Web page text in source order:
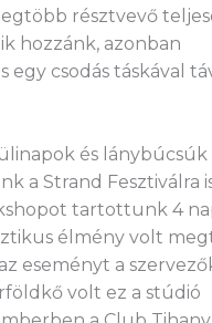
résztvevő
hozzánk, azonban
egy csodás táskával
és
a Strand Fesztiválra
tartottunk 4
élmény volt
eseményt a
volt ez a stúdió